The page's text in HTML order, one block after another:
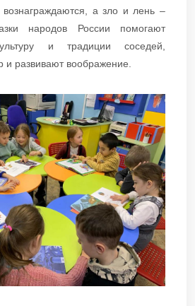
вознаграждаются, а зло и лень –
народов России помогают
и традиции соседей,
и развивают воображение.